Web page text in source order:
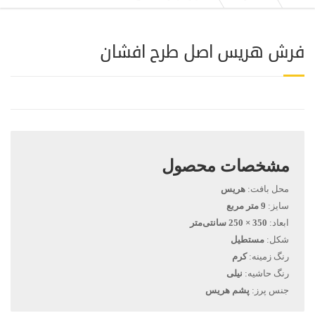
فرش هریس اصل طرح افشان
مشخصات محصول
محل بافت: هریس
سایز: 9 متر مربع
ابعاد: 350 × 250 سانتی‌متر
شکل: مستطیل
رنگ زمینه:کرم
رنگ حاشیه: نیلی
جنس پرز: پشم هریس